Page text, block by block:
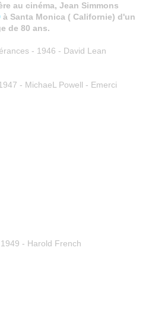
au cinéma, Jean Simmons
à Santa Monica ( Californie) d'un
de 80 ans.
- 1946 - David Lean
- MichaeL Powell - Emerci
- Harold French